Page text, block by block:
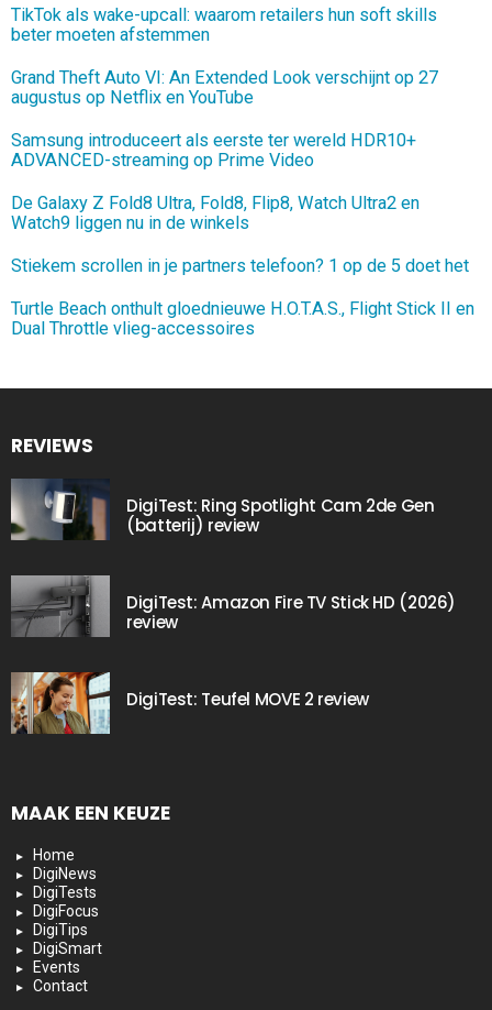
TikTok als wake-upcall: waarom retailers hun soft skills
beter moeten afstemmen
Grand Theft Auto VI: An Extended Look verschijnt op 27
augustus op Netflix en YouTube
Samsung introduceert als eerste ter wereld HDR10+
ADVANCED-streaming op Prime Video
De Galaxy Z Fold8 Ultra, Fold8, Flip8, Watch Ultra2 en
Watch9 liggen nu in de winkels
Stiekem scrollen in je partners telefoon? 1 op de 5 doet het
Turtle Beach onthult gloednieuwe H.O.T.A.S., Flight Stick II en
Dual Throttle vlieg-accessoires
REVIEWS
DigiTest: Ring Spotlight Cam 2de Gen
(batterij) review
DigiTest: Amazon Fire TV Stick HD (2026)
review
DigiTest: Teufel MOVE 2 review
MAAK EEN KEUZE
Home
DigiNews
DigiTests
DigiFocus
DigiTips
DigiSmart
Events
Contact